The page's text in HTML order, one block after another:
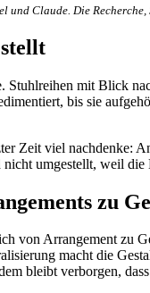
und Claude. Die
Stuhlreihen mit Blick
bis sie
Zeit viel nachdenke:
umgestellt, weil
zu
von Arrangement zu
macht die
bleibt verborgen,